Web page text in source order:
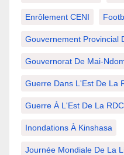
Enrôlement CENI
Gouvernement Provincial
Gouvernorat De Mai-
Guerre Dans L'Est De La
Guerre À L'Est De La RDC
Inondations À Kinshasa
Journée Mondiale De La